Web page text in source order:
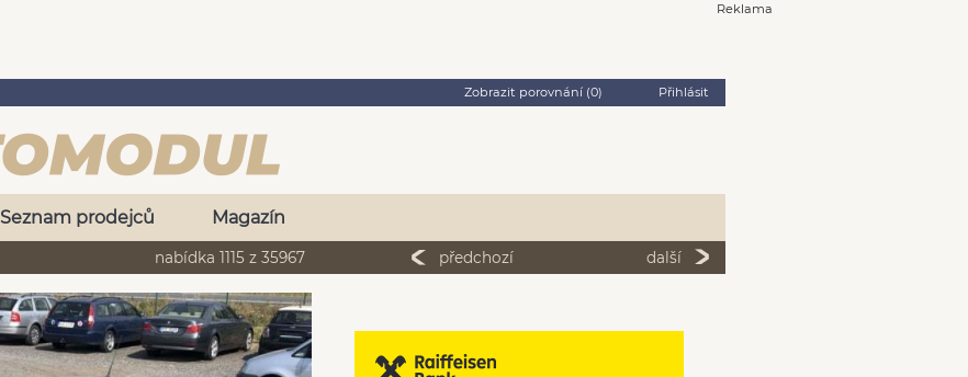
Reklama
Zobrazit porovnání (0) Přihlásit
Seznam prodejců Magazín
nabídka 1115 z 35967 předchozí další